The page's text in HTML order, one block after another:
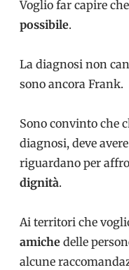
Voglio far capire che
possibile.
La diagnosi non
sono ancora Frank.
Sono convinto che
diagnosi, deve
riguardano per
dignità.
Ai territori che
amiche delle
alcune